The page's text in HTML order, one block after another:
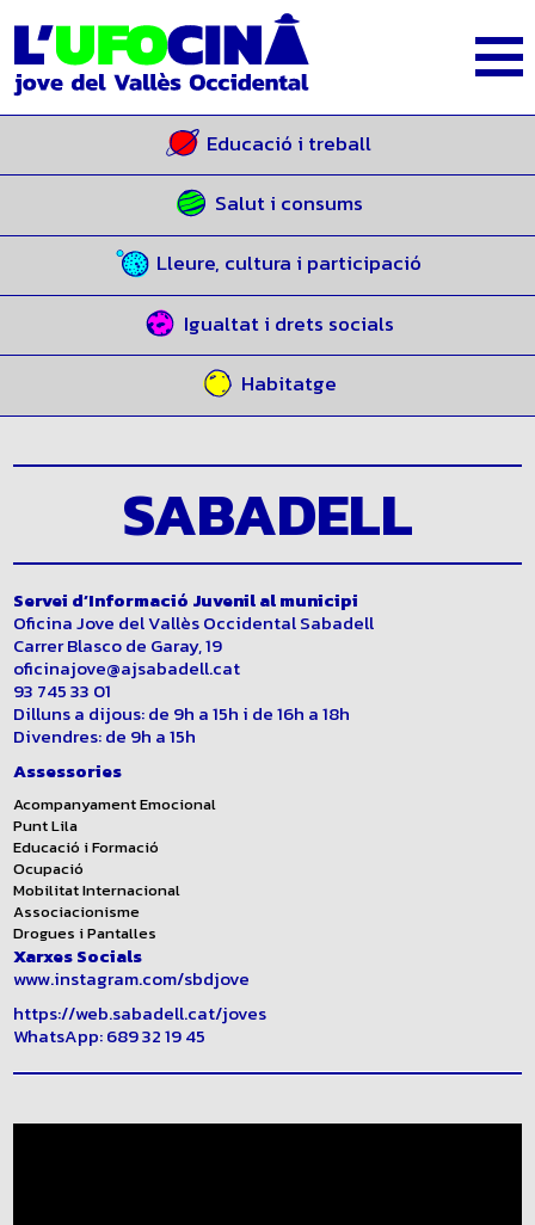
Educació i treball
Salut i consums
Lleure, cultura i participació
Igualtat i drets socials
Habitatge
SABADELL
Servei d’Informació Juvenil al municipi
Oficina Jove del Vallès Occidental Sabadell
Carrer Blasco de Garay, 19
oficinajove@ajsabadell.cat
93 745 33 01
Dilluns a dijous: de 9h a 15h i de 16h a 18h
Divendres: de 9h a 15h
Assessories
Acompanyament Emocional
Punt Lila
Educació i Formació
Ocupació
Mobilitat Internacional
Associacionisme
Drogues i Pantalles
Xarxes Socials
www.instagram.com/sbdjove
https://web.sabadell.cat/joves
WhatsApp: 689 32 19 45